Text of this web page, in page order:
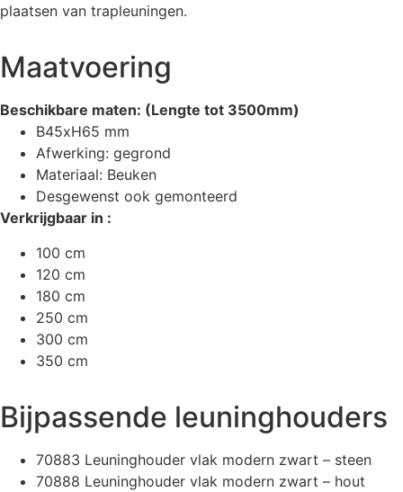
plaatsen van trapleuningen.
Maatvoering
Beschikbare maten: (Lengte tot 3500mm)
B45xH65 mm
Afwerking: gegrond
Materiaal: Beuken
Desgewenst ook gemonteerd
Verkrijgbaar in :
100 cm
120 cm
180 cm
250 cm
300 cm
350 cm
Bijpassende leuninghouders
70883 Leuninghouder vlak modern zwart – steen
70888 Leuninghouder vlak modern zwart – hout